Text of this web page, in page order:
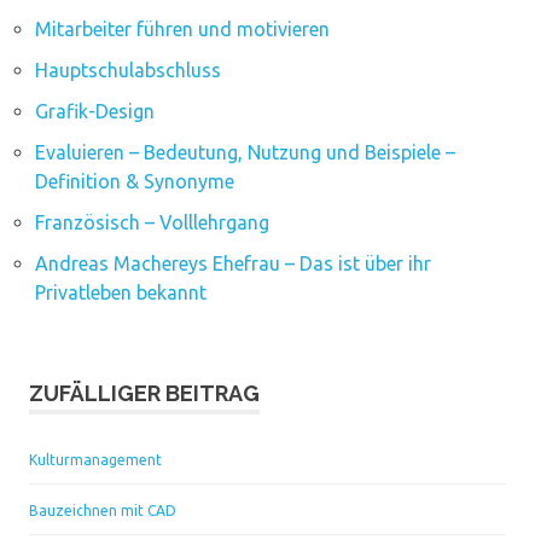
Mitarbeiter führen und motivieren
Hauptschulabschluss
Grafik-Design
Evaluieren – Bedeutung, Nutzung und Beispiele –
Definition & Synonyme
Französisch – Volllehrgang
Andreas Machereys Ehefrau – Das ist über ihr
Privatleben bekannt
ZUFÄLLIGER BEITRAG
Kulturmanagement
Bauzeichnen mit CAD